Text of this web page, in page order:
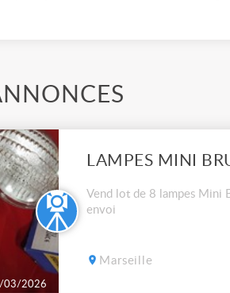
03/2026
LAMPES MINI
Vend lot de 8 lampes Mini
envoi
Marseille